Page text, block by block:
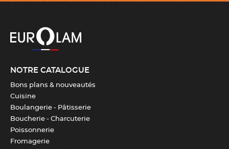
Télécharger la fiche produit
NOTRE CATALOGUE
Bons plans & nouveautés
Cuisine
Boulangerie - Pâtisserie
Boucherie - Charcuterie
Poissonnerie
Fromagerie